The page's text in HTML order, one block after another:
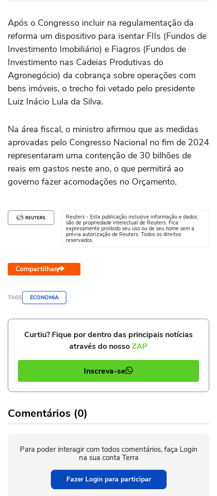
Após o Congresso incluir na regulamentação da
reforma um dispositivo para isentar FIIs (Fundos de
Investimento Imobiliário) e Fiagros (Fundos de
Investimento nas Cadeias Produtivas do
Agronegócio) da cobrança sobre operações com
bens imóveis, o trecho foi vetado pelo presidente
Luiz Inácio Lula da Silva.
Na área fiscal, o ministro afirmou que as medidas
aprovadas pelo Congresso Nacional no fim de 2024
representaram uma contenção de 30 bilhões de
reais em gastos neste ano, o que permitirá ao
governo fazer acomodações no Orçamento.
Reuters - Esta publicação inclusive informação e dados
são de propriedade intelectual de Reuters. Fica
expresamente proibido seu uso ou de seu nome sem a
prévia autorização de Reuters. Todos os direitos
reservados.
Compartilhar
TAGS ECONOMIA
Curtiu? Fique por dentro das principais notícias
através do nossoZAP
Inscreva-se
Comentários (0)
Para poder interagir com todos comentários, faça Login
na sua conta Terra
Fazer Login para participar